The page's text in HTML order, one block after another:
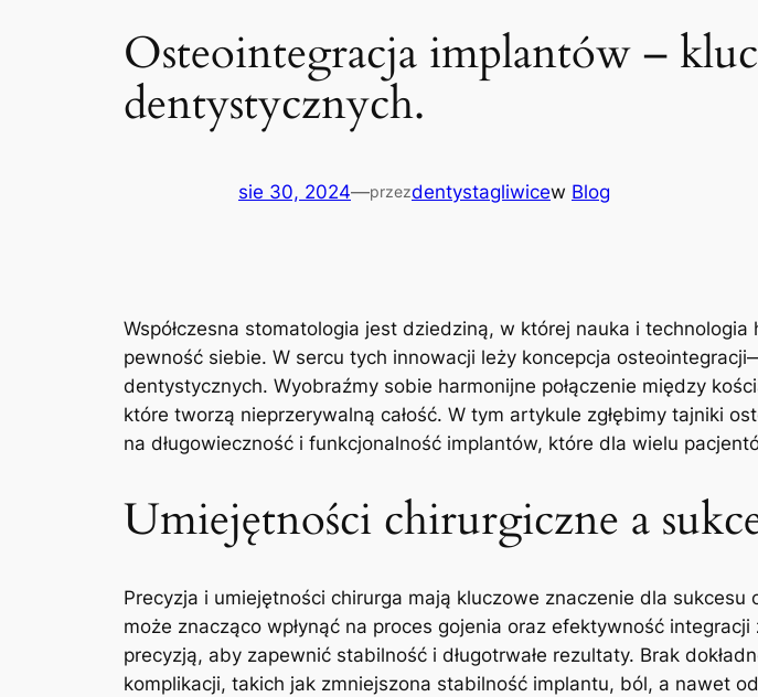
Osteointegracja implantów –
dentystycznych.
sie 30, 2024—przezdentystagliwicew Blog
Współczesna stomatologia jest dziedziną, w której nauka i
pewność siebie. W sercu tych innowacji leży koncepcja
dentystycznych. Wyobraźmy sobie harmonijne połączenie między
które tworzą nieprzerywalną całość. W tym artykule zgłębimy tajniki
na długowieczność i funkcjonalność implantów, które dla wielu
Umiejętności chirurgiczne a
Precyzja i umiejętności chirurga mają kluczowe znaczenie dla sukcesu
może znacząco wpłynąć na proces gojenia oraz efektywność
precyzją, aby zapewnić stabilność i długotrwałe rezultaty. Brak
komplikacji, takich jak zmniejszona stabilność implantu, ból, a nawet